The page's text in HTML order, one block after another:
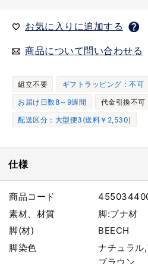
お気に入りに追加する
商品について問い合わせる
組立不要 ギフトラッピング：不可
お届け日数8～9週間
代金引換不可
配送区分：大型便3(送料￥2,530)
仕様
商品コード
素材、材質
脚:ブナ材
脚(材)
BEECH
脚染色
ナチュラル
ブラウン